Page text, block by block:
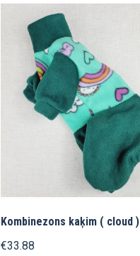
Kombinezons kaķim ( cloud )
€33.88